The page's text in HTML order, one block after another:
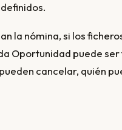
la nómina, si los
Oportunidad puede ser
cancelar, quién